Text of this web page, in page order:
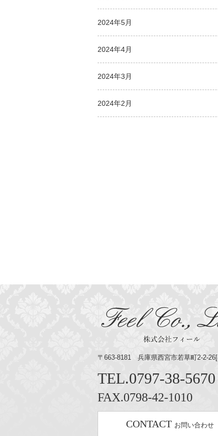
2024年5月
2024年4月
2024年3月
2024年2月
〒663-8181 兵庫県西宮市若草町2-2-26[
TEL.0797-38-5670
FAX.0798-42-1010
CONTACT お問い合わせ